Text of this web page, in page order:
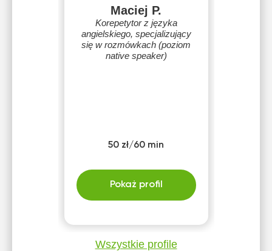
Maciej P.
Korepetytor z języka
angielskiego, specjalizujący
się w rozmówkach (poziom
native speaker)
50 zł/60 min
Pokaż profil
Wszystkie profile